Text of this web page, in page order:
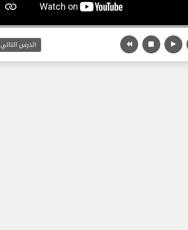
الدرس التالي